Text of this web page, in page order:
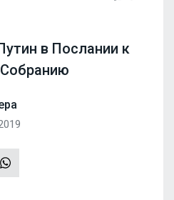
в Послании к